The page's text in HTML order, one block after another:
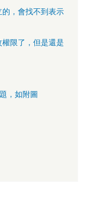
，會找不到表示
限了，但是還是
，如附圖